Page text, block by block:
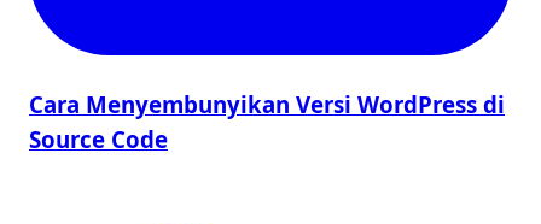
Cara Menyembunyikan Versi WordPress di
Source Code